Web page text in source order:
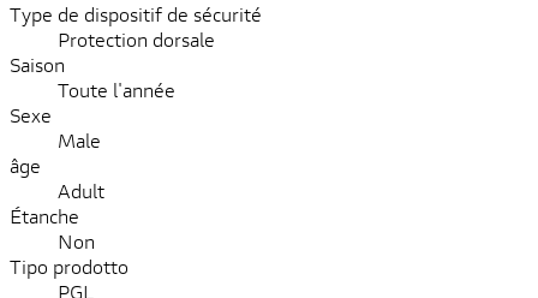
Type de dispositif de sécurité
Protection dorsale
Saison
Toute l'année
Sexe
Male
âge
Adult
Étanche
Non
Tipo prodotto
PGL